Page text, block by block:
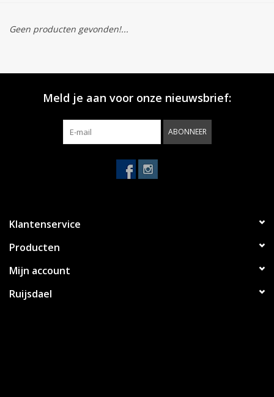
Geen producten gevonden!...
Meld je aan voor onze nieuwsbrief:
ABONNEER
Klantenservice
Producten
Mijn account
Ruijsdael